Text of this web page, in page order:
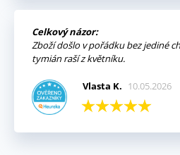
Celkový názor:
Zboží došlo v pořádku bez jediné
tymián raší z květníku.
Vlasta K. 10.05.2026